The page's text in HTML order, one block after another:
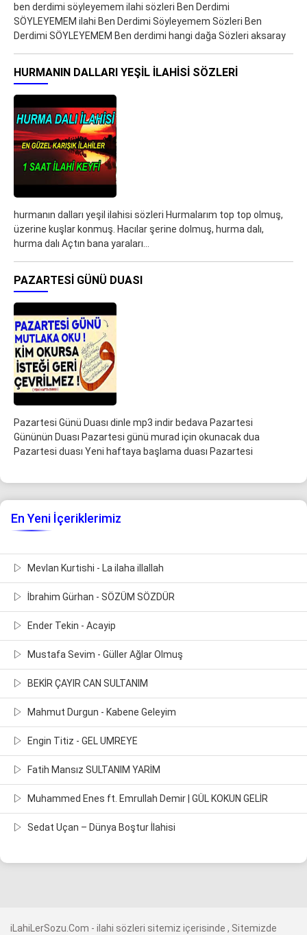
ben derdimi söyleyemem ilahi sözleri Ben Derdimi
SÖYLEYEMEM ilahi Ben Derdimi Söyleyemem Sözleri Ben
Derdimi SÖYLEYEMEM Ben derdimi hangi dağa Sözleri aksaray
HURMANIN DALLARI YEŞIL ILAHISI SÖZLERI
hurmanın dalları yeşil ilahisi sözleri Hurmalarım top top olmuş,
üzerine kuşlar konmuş. Hacılar şerine dolmuş, hurma dalı,
hurma dalı Açtın bana yaraları…
PAZARTESI GÜNÜ DUASI
Pazartesi Günü Duası dinle mp3 indir bedava Pazartesi
Gününün Duası Pazartesi günü murad için okunacak dua
Pazartesi duası Yeni haftaya başlama duası Pazartesi
En Yeni İçeriklerimiz
Mevlan Kurtishi - La ilaha illallah
İbrahim Gürhan - SÖZÜM SÖZDÜR
Ender Tekin - Acayip
Mustafa Sevim - Güller Ağlar Olmuş
BEKİR ÇAYIR CAN SULTANIM
Mahmut Durgun - Kabene Geleyim
Engin Titiz - GEL UMREYE
Fatih Mansız SULTANIM YARİM
Muhammed Enes ft. Emrullah Demir | GÜL KOKUN GELİR
Sedat Uçan – Dünya Boştur İlahisi
iLahiLerSozu.Com - ilahi sözleri sitemiz içerisinde , Sitemizde